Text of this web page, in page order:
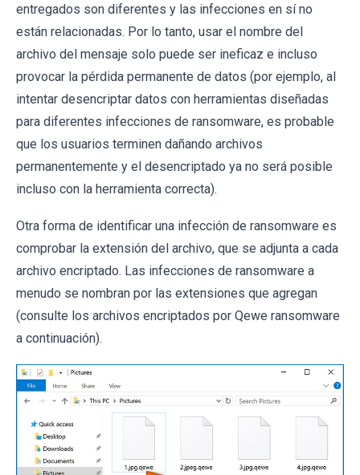
entregados son diferentes y las infecciones en sí no
están relacionadas. Por lo tanto, usar el nombre del
archivo del mensaje solo puede ser ineficaz e incluso
provocar la pérdida permanente de datos (por ejemplo, al
intentar desencriptar datos con herramientas diseñadas
para diferentes infecciones de ransomware, es probable
que los usuarios terminen dañando archivos
permanentemente y el desencriptado ya no será posible
incluso con la herramienta correcta).
Otra forma de identificar una infección de ransomware es
comprobar la extensión del archivo, que se adjunta a cada
archivo encriptado. Las infecciones de ransomware a
menudo se nombran por las extensiones que agregan
(consulte los archivos encriptados por Qewe ransomware
a continuación).